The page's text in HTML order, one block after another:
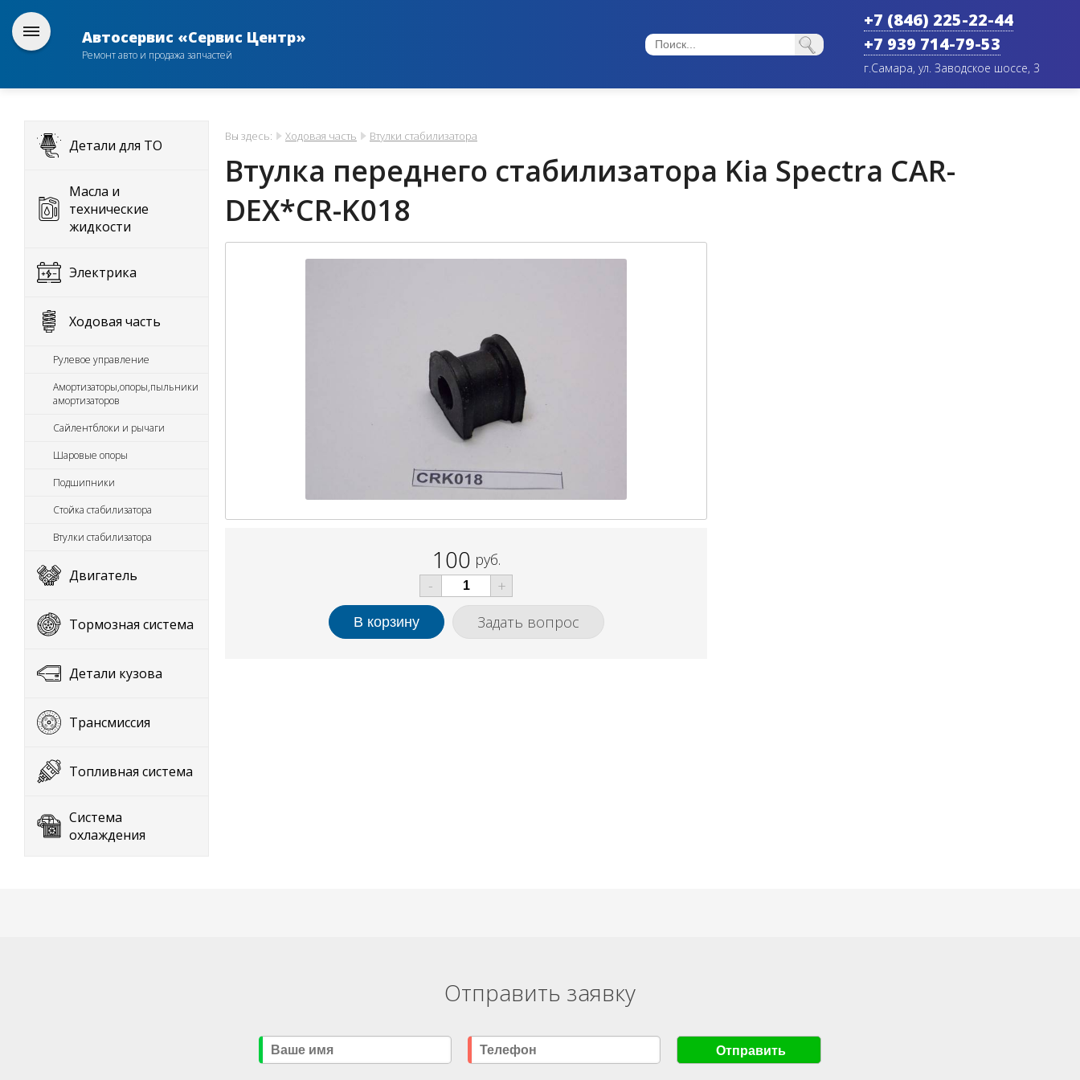
Автосервис «Сервис Центр»
Ремонт авто и продажа запчастей
+7 (846) 225-22-44
+7 939 714-79-53
г.Самара, ул. Заводское шоссе, 3
Детали для ТО
Масла и
технические
жидкости
Электрика
Ходовая часть
Рулевое управление
Амортизаторы,опоры,пыльники
амортизаторов
Сайлентблоки и рычаги
Шаровые опоры
Подшипники
Стойка стабилизатора
Втулки стабилизатора
Двигатель
Тормозная система
Детали кузова
Трансмиссия
Топливная система
Система
охлаждения
Вы здесь: Ходовая часть Втулки стабилизатора
Втулка переднего стабилизатора Kia Spectra CAR-
DEX*CR-K018
100 руб.
-
+
Задать вопрос
Отправить заявку